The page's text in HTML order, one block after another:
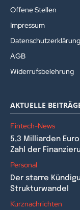
Offene Stellen
Impressum
Datenschutzerklärung
AGB
Widerrufsbelehrung
AKTUELLE
Fintech-News
5,3 Milliarden
Zahl der
Personal
Der starre
Strukturwandel
Kurznachrichten